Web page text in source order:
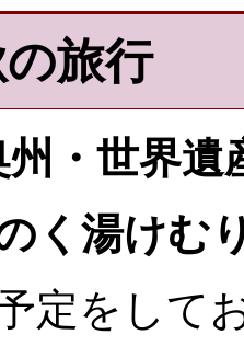
旅行
州・世界遺
く湯けむ
定をして